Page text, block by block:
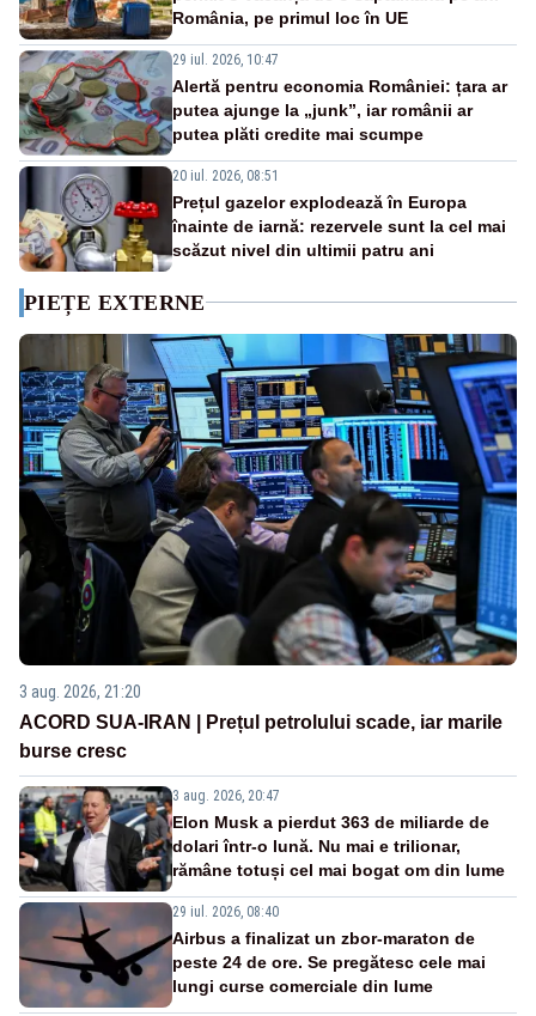
România, pe primul loc în UE
29 iul. 2026, 10:47
Alertă pentru economia României: țara ar
putea ajunge la „junk”, iar românii ar
putea plăti credite mai scumpe
20 iul. 2026, 08:51
Prețul gazelor explodează în Europa
înainte de iarnă: rezervele sunt la cel mai
scăzut nivel din ultimii patru ani
PIEȚE EXTERNE
3 aug. 2026, 21:20
ACORD SUA-IRAN | Prețul petrolului scade, iar marile
burse cresc
3 aug. 2026, 20:47
Elon Musk a pierdut 363 de miliarde de
dolari într-o lună. Nu mai e trilionar,
rămâne totuși cel mai bogat om din lume
29 iul. 2026, 08:40
Airbus a finalizat un zbor-maraton de
peste 24 de ore. Se pregătesc cele mai
lungi curse comerciale din lume